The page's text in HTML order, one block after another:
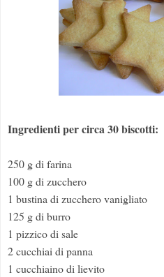
Ingredienti per circa 30 biscotti:
250 g di farina
100 g di zucchero
1 bustina di zucchero vanigliato
125 g di burro
1 pizzico di sale
2 cucchiai di panna
1 cucchiaino di lievito